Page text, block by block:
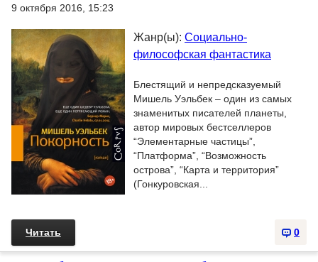
9 октября 2016, 15:23
Жанр(ы): Социально-
философская фантастика
Блестящий и непредсказуемый
Мишель Уэльбек – один из самых
знаменитых писателей планеты,
автор мировых бестселлеров
“Элементарные частицы”,
“Платформа”, “Возможность
острова”, “Карта и территория”
(Гонкуровская...
0
Читать